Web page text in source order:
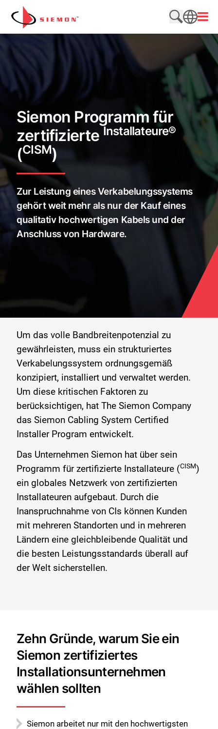
Direkt zum Inhalt wechseln
Website
SEARCH
Siemon Programm für
zertifizierte Installateure®
(CISM)
Zur Leistung eines Verkabelungssystems
gehört weit mehr als nur der Kauf eines
qualitativ hochwertigen Kabels und der
Anschluss von Hardware.
Um das volle Bandbreitenpotenzial zu
gewährleisten, muss ein strukturiertes
Verkabelungssystem ordnungsgemäß
konzipiert, installiert und verwaltet werden.
Um diese kritischen Faktoren zu
berücksichtigen, hat The Siemon Company
das Siemon Cabling System Certified
Installer Program entwickelt.
Das Unternehmen Siemon hat über sein
Programm für zertifizierte Installateure (CISM)
ein globales Netzwerk von zertifizierten
Installateuren aufgebaut. Durch die
Inanspruchnahme von CIs können Kunden
mit mehreren Standorten und in mehreren
Ländern eine gleichbleibende Qualität und
die besten Leistungsstandards überall auf
der Welt sicherstellen.
Zehn Gründe, warum Sie ein
Siemon zertifiziertes
Installationsunternehmen
wählen sollten
Siemon arbeitet nur mit den hochwertigsten